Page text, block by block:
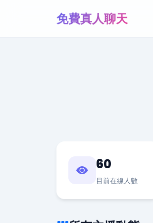
免費真人聊天
60
目前在線人數